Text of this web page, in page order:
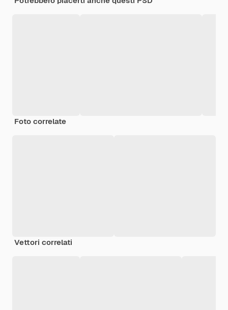
Foto correlate
Vettori correlati